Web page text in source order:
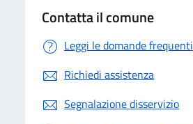
Contatta il comune
Leggi le domande frequenti
Richiedi assistenza
Segnalazione disservizio